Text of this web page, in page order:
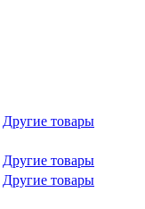
Другие товары
Другие товары
Другие товары